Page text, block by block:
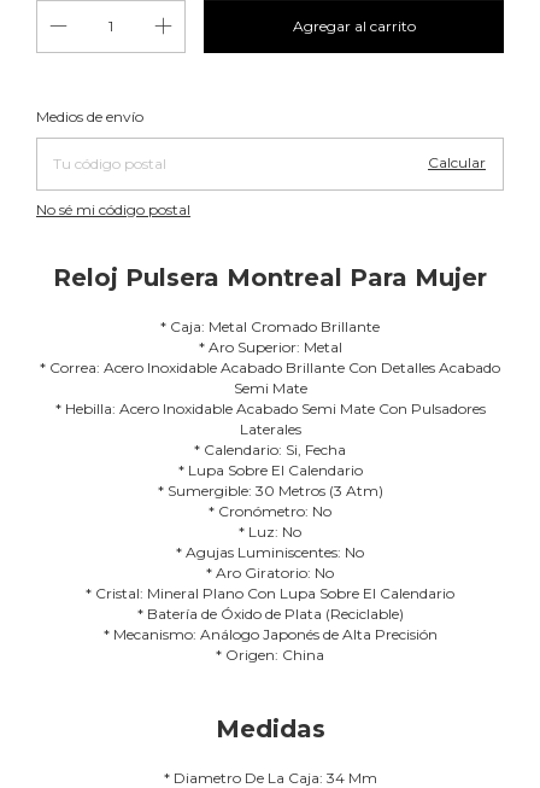
Entregas para el CP:
Medios de envío
Calcular
No sé mi código postal
Reloj Pulsera Montreal Para Mujer
* Caja: Metal Cromado Brillante
* Aro Superior: Metal
* Correa: Acero Inoxidable Acabado Brillante Con Detalles Acabado
Semi Mate
* Hebilla: Acero Inoxidable Acabado Semi Mate Con Pulsadores
Laterales
* Calendario: Si, Fecha
* Lupa Sobre El Calendario
* Sumergible: 30 Metros (3 Atm)
* Cronómetro: No
* Luz: No
* Agujas Luminiscentes: No
* Aro Giratorio: No
* Cristal: Mineral Plano Con Lupa Sobre El Calendario
* Batería de Óxido de Plata (Reciclable)
* Mecanismo: Análogo Japonés de Alta Precisión
* Origen: China
Medidas
* Diametro De La Caja: 34 Mm